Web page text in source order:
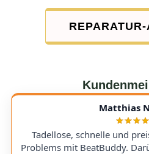
Matthias
Tadellose, schnelle und
Problems mit BeatBuddy.